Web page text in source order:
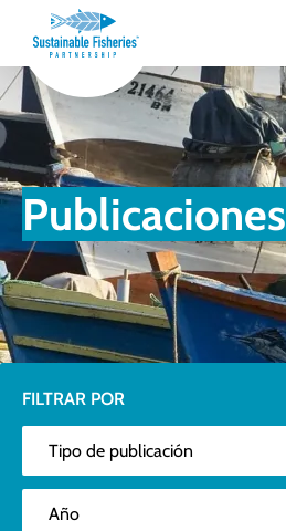
Publicaciones
FILTRAR POR
Tipo de publicación